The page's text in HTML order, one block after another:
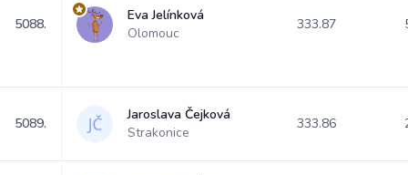
5088.
Eva Jelínková
Olomouc
333.87
5089.
Jaroslava Čejková
Strakonice
333.86